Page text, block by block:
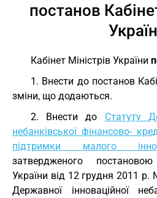
постанов
Кабінет Міністрів України
1. Внести до постанов
зміни, що додаються.
2. Внести до Статуту
небанківської фінансово-
підтримки малого
затвердженого
України від 12 грудня 2011
Державної інноваційної